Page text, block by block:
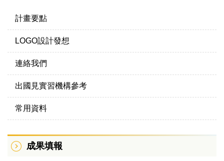
計畫要點
LOGO設計發想
連絡我們
出國見實習機構參考
常用資料
成果填報